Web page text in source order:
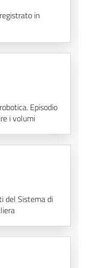
in
Episodio
i volumi
del Sistema di